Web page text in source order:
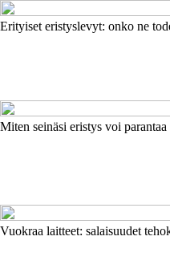
Erityiset eristyslevyt: onko ne
Miten seinäsi eristys voi
Vuokraa laitteet: salaisuudet